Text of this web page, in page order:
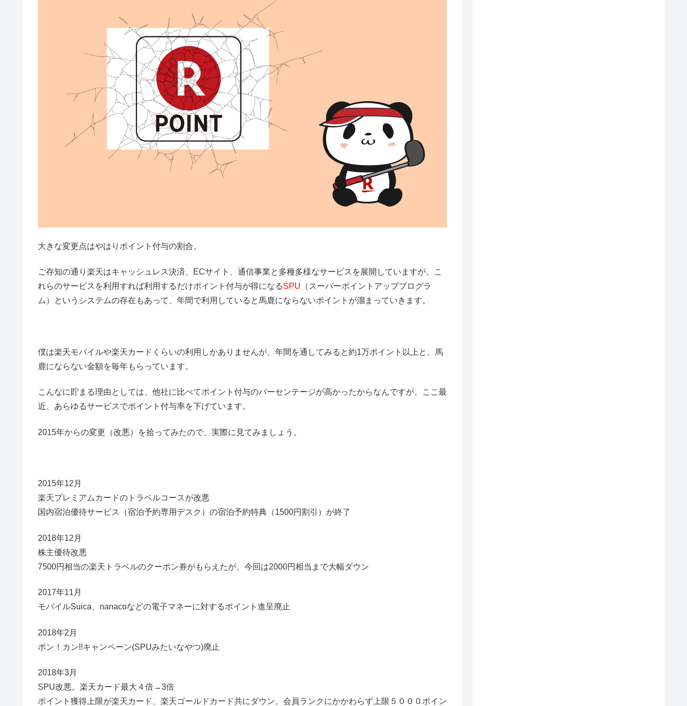
大きな変更点はやはりポイント付与の割合。
ご存知の通り楽天はキャッシュレス決済、ECサイト、通信事業と多種多様なサービスを展開していますが、こ
れらのサービスを利用すれば利用するだけポイント付与が得になるSPU （スーパーポイントアッププログラ
ム）というシステムの存在もあって、年間で利用していると馬鹿にならないポイントが溜まっていきます。
僕は楽天モバイルや楽天カードくらいの利用しかありませんが、年間を通してみると約1万ポイント以上と、馬
鹿にならない金額を毎年もらっています。
こんなに貯まる理由としては、他社に比べてポイント付与のパーセンテージが高かったからなんですが、ここ最
近、あらゆるサービスでポイント付与率を下げています。
2015年からの変更（改悪）を拾ってみたので、実際に見てみましょう。
2015年12月
楽天プレミアムカードのトラベルコースが改悪
国内宿泊優待サービス（宿泊予約専用デスク）の宿泊予約特典（1500円割引）が終了
2018年12月
株主優待改悪
7500円相当の楽天トラベルのクーポン券がもらえたが、今回は2000円相当まで大幅ダウン
2017年11月
モバイルSuica、nanacoなどの電子マネーに対するポイント進呈廃止
2018年2月
ポン！カン!!キャンペーン(SPUみたいなやつ)廃止
2018年3月
SPU改悪。楽天カード最大４倍→3倍
ポイント獲得上限が楽天カード、楽天ゴールドカード共にダウン。会員ランクにかかわらず上限５０００ポイン